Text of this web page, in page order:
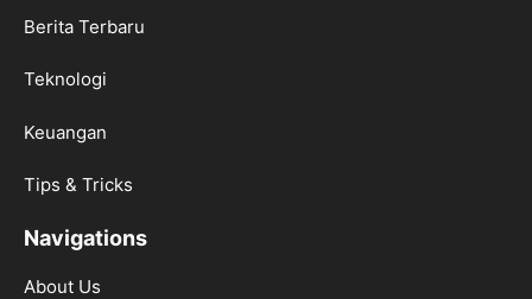
Berita Terbaru
Teknologi
Keuangan
Tips & Tricks
Navigations
About Us